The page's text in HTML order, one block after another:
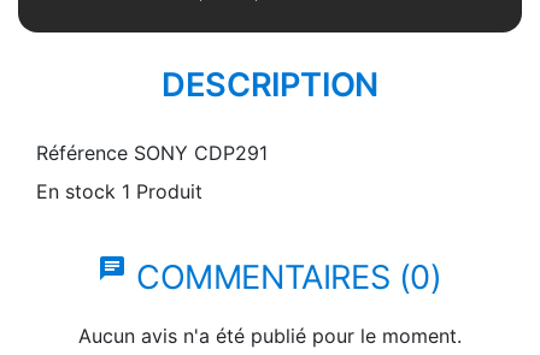
DESCRIPTION
Référence SONY CDP291
En stock 1 Produit
chat COMMENTAIRES (0)
Aucun avis n'a été publié pour le moment.